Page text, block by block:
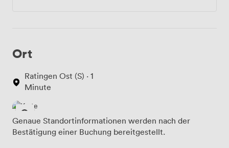
Ort
Ratingen Ost (S) · 1
Minute
Genaue Standortinformationen werden nach der
Bestätigung einer Buchung bereitgestellt.